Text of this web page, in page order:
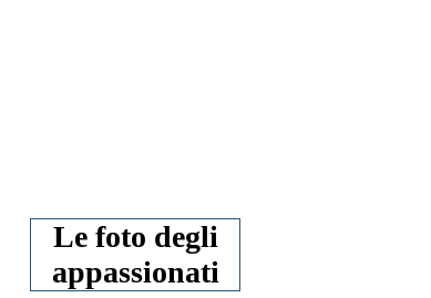
Le foto degli
appassionati